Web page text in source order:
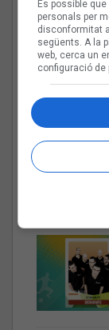
Herrero
Fins a finals
grups i artistes
dels Països
És possible
personals per
disconformitat
següents. A la
web, cerca un
configuració de